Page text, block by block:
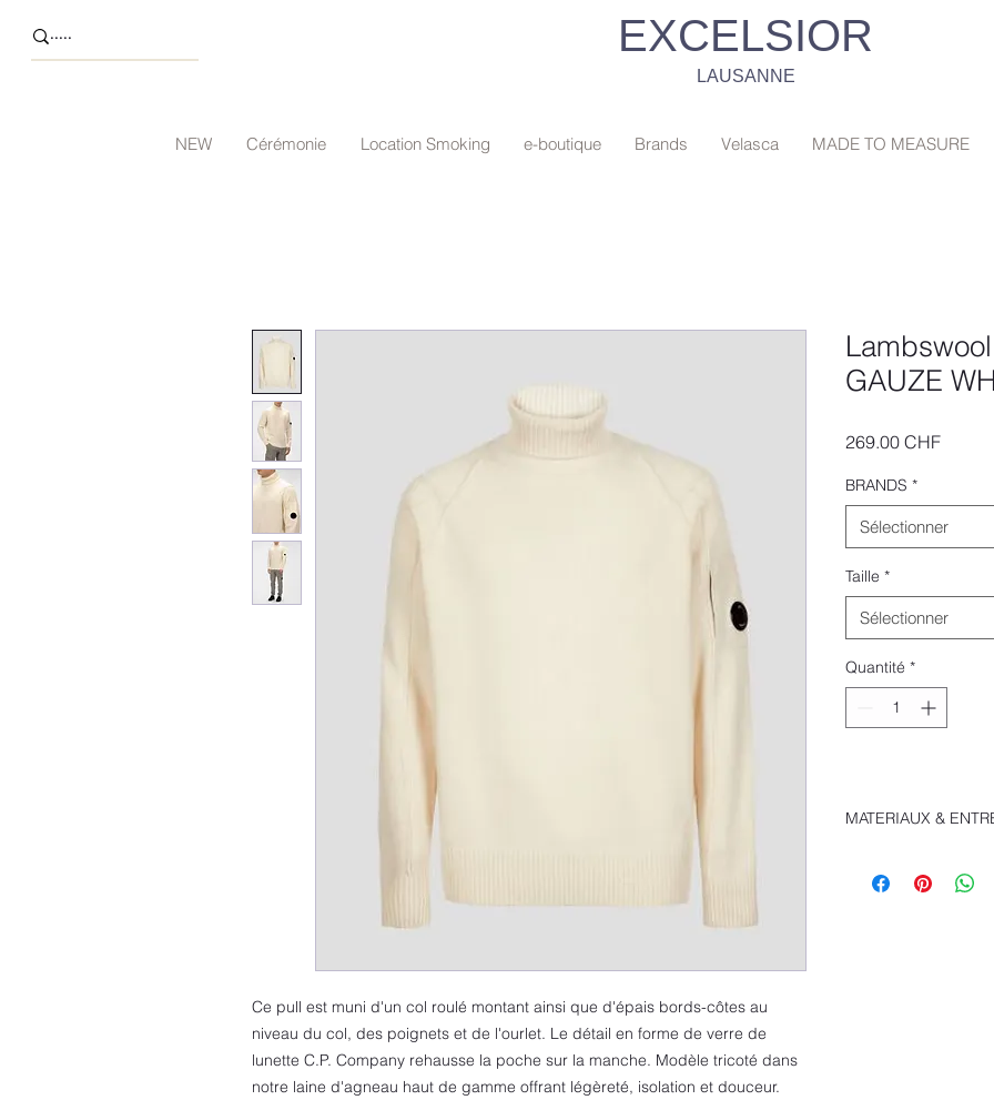
EXCELSIOR
LAUSANNE
NEW Cérémonie Location Smoking e-boutique Brands Velasca MADE TO MEASURE
Ce pull est muni d'un col roulé montant ainsi que d'épais bords-côtes au
niveau du col, des poignets et de l'ourlet. Le détail en forme de verre de
lunette C.P. Company rehausse la poche sur la manche. Modèle tricoté dans
notre laine d'agneau haut de gamme offrant légèreté, isolation et douceur.
GAUZE
269.00 CHFPrix
BRANDS *
Sélectionner
Taille *
Sélectionner
Quantité *
MATERIAUX &
- Laver à la main